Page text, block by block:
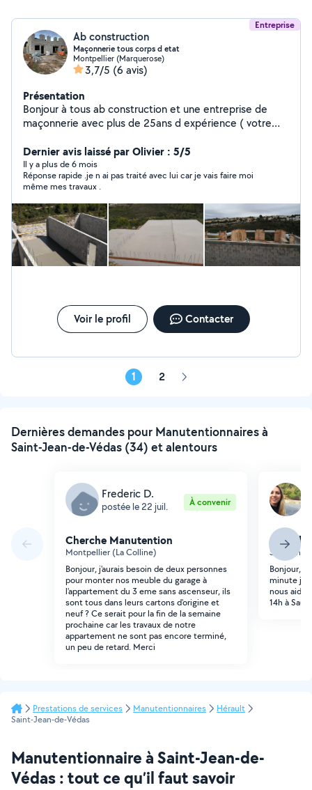
Entreprise
Ab construction
Maçonnerie tous corps d etat
Montpellier (Marquerose)
3,7/5 (6 avis)
Présentation
Bonjour à tous ab construction et une entreprise de
maçonnerie avec plus de 25ans d expérience ( votre
Dernier avis laissé par Olivier : 5/5
Il y a plus de 6 mois
Réponse rapide .je n ai pas traité avec lui car je vais faire moi
même mes travaux .
Voir le profil Contacter
1 2 Page
Dernières demandes pour Manutentionnaires à
Saint-Jean-de-Védas (34) et alentours
Frederic D.
postée le 22 juil. À convenir
Cherche Manutention
Montpellier (La Colline)
Bonjour, j'aurais besoin de deux personnes
pour monter nos meuble du garage à
l'appartement du 3 eme sans ascenseur, ils
sont tous dans leurs cartons d'origine et
neuf ? Ce serait pour la fin de la semaine
prochaine car les travaux de notre
appartement ne sont pas encore terminé,
un peu de retard. Merci
Saussan
Bonjour,
minute je
nous aider
14h à
Prestations de services Manutentionnaires
Hérault
Saint-Jean-de-Védas
Manutentionnaire à Saint-Jean-de-
Védas : tout ce qu’il faut savoir